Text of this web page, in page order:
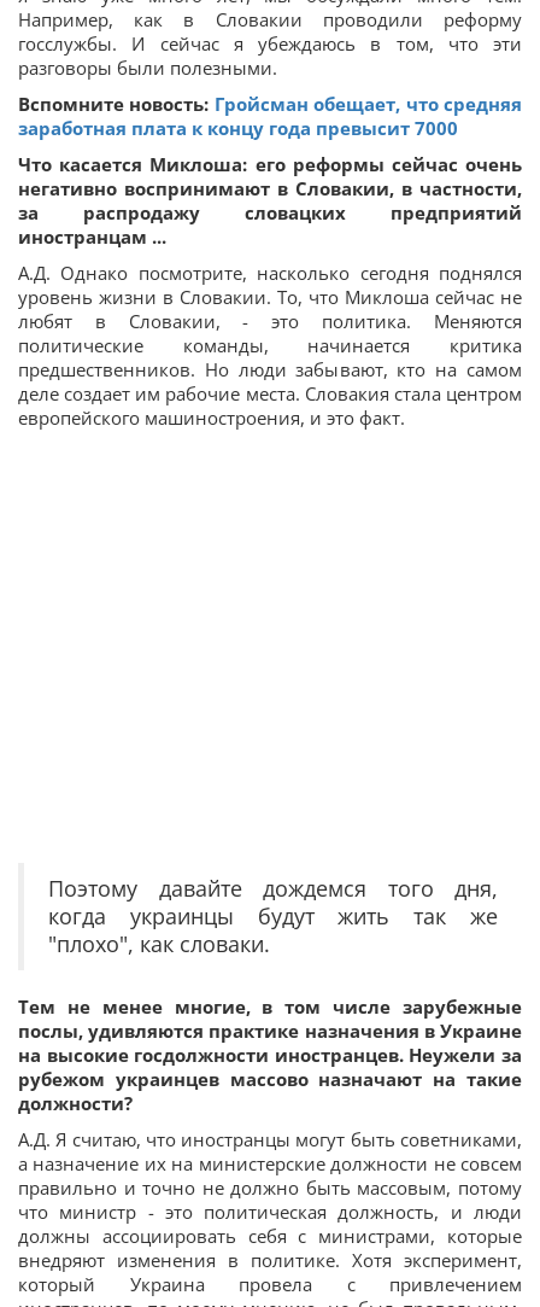
Например, как в Словакии проводили реформу
госслужбы. И сейчас я убеждаюсь в том, что эти
разговоры были полезными.
Вспомните новость: Гройсман обещает, что средняя
заработная плата к концу года превысит 7000
Что касается Миклоша: его реформы сейчас очень
негативно воспринимают в Словакии, в частности,
за распродажу словацких предприятий
иностранцам ...
А.Д. Однако посмотрите, насколько сегодня поднялся
уровень жизни в Словакии. То, что Миклоша сейчас не
любят в Словакии, - это политика. Меняются
политические команды, начинается критика
предшественников. Но люди забывают, кто на самом
деле создает им рабочие места. Словакия стала центром
европейского машиностроения, и это факт.
Поэтому давайте дождемся того дня,
когда украинцы будут жить так же
"плохо", как словаки.
Тем не менее многие, в том числе зарубежные
послы, удивляются практике назначения в Украине
на высокие госдолжности иностранцев. Неужели за
рубежом украинцев массово назначают на такие
должности?
А.Д. Я считаю, что иностранцы могут быть советниками,
а назначение их на министерские должности не совсем
правильно и точно не должно быть массовым, потому
что министр - это политическая должность, и люди
должны ассоциировать себя с министрами, которые
внедряют изменения в политике. Хотя эксперимент,
который Украина провела с привлечением